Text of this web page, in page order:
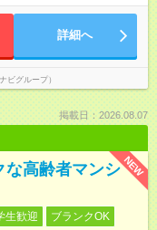
詳細へ
ビグループ）
掲載日：2026.08.07
NEW
な高齢者マンシ
生歓迎
ブランクOK